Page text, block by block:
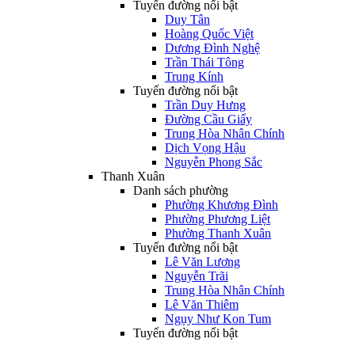
Tuyến đường nổi bật
Duy Tân
Hoàng Quốc Việt
Dương Đình Nghệ
Trần Thái Tông
Trung Kính
Tuyến đường nổi bật
Trần Duy Hưng
Đường Cầu Giấy
Trung Hòa Nhân Chính
Dịch Vọng Hậu
Nguyễn Phong Sắc
Thanh Xuân
Danh sách phường
Phường Khương Đình
Phường Phương Liệt
Phường Thanh Xuân
Tuyến đường nổi bật
Lê Văn Lương
Nguyễn Trãi
Trung Hòa Nhân Chính
Lê Văn Thiêm
Ngụy Như Kon Tum
Tuyến đường nổi bật